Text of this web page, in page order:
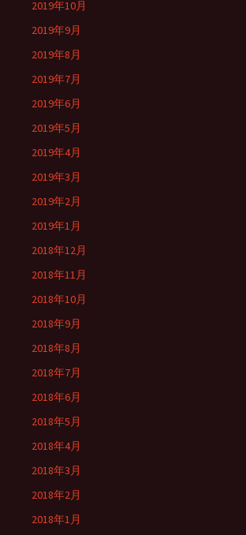
2019年10月
2019年9月
2019年8月
2019年7月
2019年6月
2019年5月
2019年4月
2019年3月
2019年2月
2019年1月
2018年12月
2018年11月
2018年10月
2018年9月
2018年8月
2018年7月
2018年6月
2018年5月
2018年4月
2018年3月
2018年2月
2018年1月